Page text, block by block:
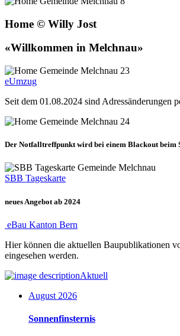
Home © Willy Jost
«Willkommen in Melchnau»
eUmzug
Seit dem 01.08.2024 sind Adressänderungen
Der Notfalltreffpunkt wird bei einem Blackout beim
SBB Tageskarte
neues Angebot ab 2024
eBau Kanton Bern
Hier können die aktuellen Baupublikationen
eingesehen werden.
Aktuell
August 2026
Sonnenfinsternis